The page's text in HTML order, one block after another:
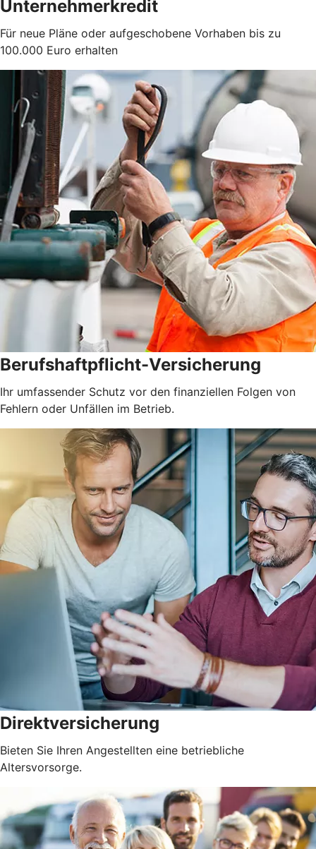
Unternehmerkredit
Für neue Pläne oder aufgeschobene Vorhaben bis zu
100.000 Euro erhalten
Berufshaftpflicht-Versicherung
Ihr umfassender Schutz vor den finanziellen Folgen von
Fehlern oder Unfällen im Betrieb.
Direktversicherung
Bieten Sie Ihren Angestellten eine betriebliche
Altersvorsorge.